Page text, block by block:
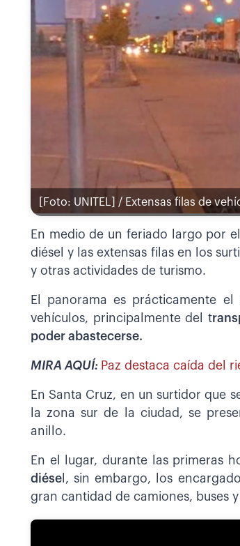
[Foto: UNITEL] / Extensas filas de
En medio de un feriado largo por
diésel y las extensas filas en los
y otras actividades de turismo.
El panorama es prácticamente
vehículos, principalmente del t
poder abastecerse.
MIRA AQUÍ: Paz destaca caída del
En Santa Cruz, en un surtidor que
la zona sur de la ciudad, se
anillo.
En el lugar, durante las primeras
diése l, sin embargo, los
gran cantidad de camiones, buses